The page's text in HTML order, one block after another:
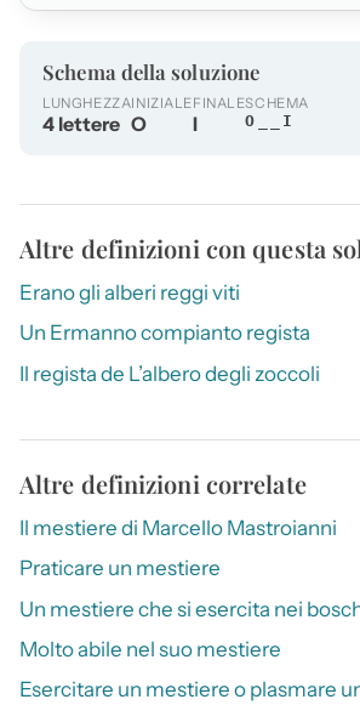
Schema della soluzione
LUNGHEZZA
4 lettere
INIZIALE
O
FINALE
I
SCHEMA
O__I
Altre definizioni con questa
Erano gli alberi reggi viti
Un Ermanno compianto regista
Il regista de L’albero degli zoccoli
Altre definizioni correlate
Il mestiere di Marcello Mastroianni
Praticare un mestiere
Un mestiere che si esercita nei
Molto abile nel suo mestiere
Esercitare un mestiere o plasmare